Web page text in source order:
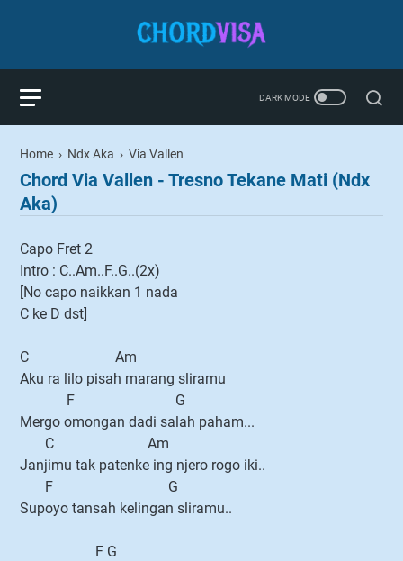
Home › Ndx Aka › Via Vallen
Chord Via Vallen - Tresno Tekane Mati (Ndx
Aka)
Capo Fret 2
Intro : C..Am..F..G..(2x)
[No capo naikkan 1 nada
C ke D dst]
C Am
Aku ra lilo pisah marang sliramu
F G
Mergo omongan dadi salah paham...
C Am
Janjimu tak patenke ing njero rogo iki..
F G
Supoyo tansah kelingan sliramu..
F G